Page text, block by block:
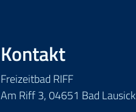
Kontakt
Freizeitbad RIFF
Am Riff 3, 04651 Bad Lausick